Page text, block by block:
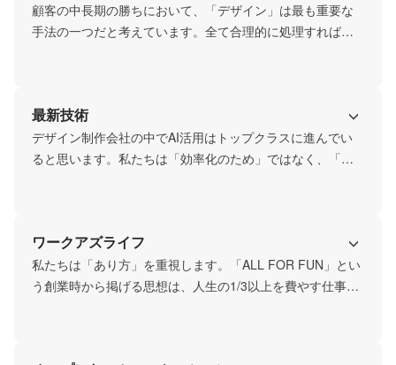
顧客の中長期の勝ちにおいて、「デザイン」は最も重要な
手法の一つだと考えています。全て合理的に処理すればシ
に最新のデザインにアンテナを張り、実現方法を考え、学
び続ける集団
最新技術
デザイン制作会社の中でAI活用はトップクラスに進んでい
ると思います。私たちは「効率化のため」ではなく、「ク
まれます。
そういった最先端技術はこれまでも何でもトライしてきま
した。かなり早く適応し、いち早く提供商材に変えていく
ワークアズライフ
私たちは「あり方」を重視します。「ALL FOR FUN」とい
う創業時から掲げる思想は、人生の1/3以上を費やす仕事と